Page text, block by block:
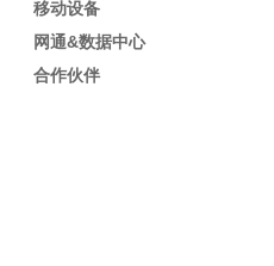
移动设备
网通&数据中心
合作伙伴